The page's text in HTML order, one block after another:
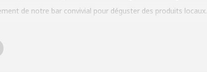
de notre bar convivial pour déguster des produits locaux.
à 150m sur la Grand-Place